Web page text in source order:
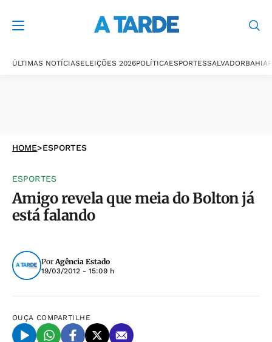
ÚLTIMAS NOTÍCIASELEIÇÕES 2026POLÍTICAESPORTESSALVADORBAHIA
HOME>ESPORTES
ESPORTES
Amigo revela que meia do Bolton já
está falando
PorAgência Estado
19/03/2012 - 15:09 h
OUÇA COMPARTILHE